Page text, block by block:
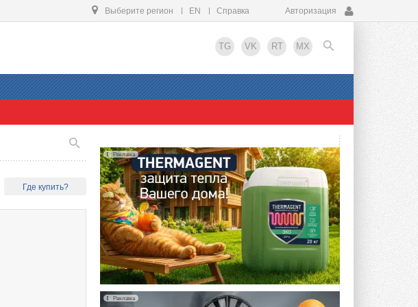
Выберите регион EN Справка Авторизация
TG VK RT MX
EN
Где купить?
Реклама
Реклама